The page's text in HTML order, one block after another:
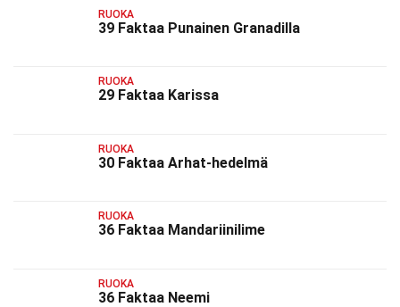
RUOKA
39 Faktaa Punainen Granadilla
RUOKA
29 Faktaa Karissa
RUOKA
30 Faktaa Arhat-hedelmä
RUOKA
36 Faktaa Mandariinilime
RUOKA
36 Faktaa Neemi